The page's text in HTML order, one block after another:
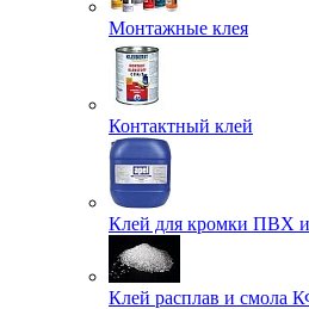
Монтажные клея
Контактный клей
Клей для кромки ПВХ и
Клей расплав и смола